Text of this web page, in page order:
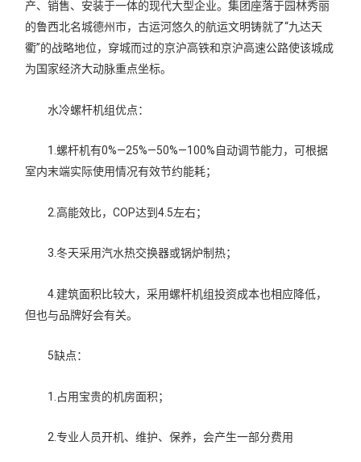
产、销售、安装于一体的现代大型企业。集团座落于园林秀丽
的鲁西北名城德州市，古运河悠久的航运文明铸就了“九达天
衢”的战略地位，穿城而过的京沪高铁和京沪高速公路使该城成
为国家经济大动脉重点坐标。
水冷螺杆机组优点：
1.螺杆机有0%—25%—50%—100%自动调节能力，可根据
室内末端实际使用情况有效节约能耗；
2.高能效比，COP达到4.5左右；
3.冬天采用汽水热交换器或锅炉制热；
4.建筑面积比较大，采用螺杆机组投资成本也相应降低，
但也与品牌好会有关。
5缺点：
1.占用宝贵的机房面积；
2.专业人员开机、维护、保养，会产生一部分费用